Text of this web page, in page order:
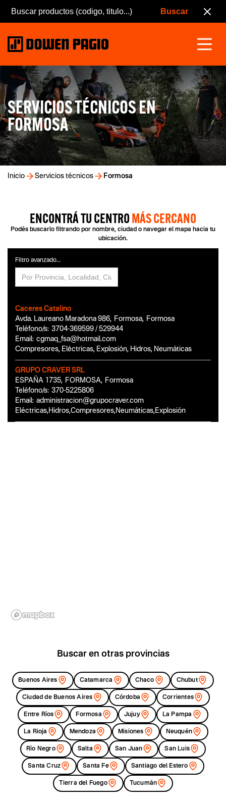
Inicio Servicios técnicos Formosa
SERVICIOS TÉCNICOS EN
FORMOSA
ENCONTRÁ TU CENTROMÁS CERCANO
Podés buscarlo filtrando por nombre, ciudad o navegar el mapa hacia tu
ubicación.
Filtro avanzado...
Caceres Catalino
Avda. Laureano Maradona 986, Formosa, Formosa
Teléfono/s: 3704-369599 / 529944
Email: cgmaq_fsa@hotmail.com
Compresores, Eléctricas, Explosión, Hidros, Neumáticas
GRUPO CRAVER SRL
ESPAÑA 1735, FORMOSA, Formosa
Teléfono/s: 370-5225806
Email: administracion@grupocraver.com
Eléctricas,Hidros,Compresores,Neumáticas,Explosión
Buscar en otras provincias
Buenos Aires Catamarca Chaco Chubut
Ciudad de Buenos Aires Córdoba Corrientes
Entre Ríos Formosa Jujuy La Pampa
La Rioja Mendoza Misiones Neuquén
Río Negro Salta San Juan San Luis
Santa Cruz Santa Fe Santiago del Estero
Tierra del Fuego Tucumán